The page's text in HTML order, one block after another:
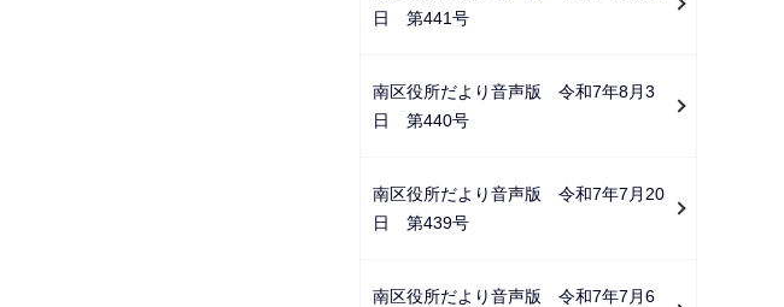
日 第441号
南区役所だより音声版 令和7年8月3
日 第440号
南区役所だより音声版 令和7年7月20
日 第439号
南区役所だより音声版 令和7年7月6